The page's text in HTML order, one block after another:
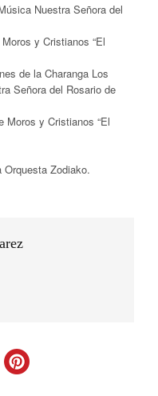
Nuestra Señora del
y Cristianos “El
de la Charanga Los
Señora del Rosario de
Moros y Cristianos “El
Zodiako.